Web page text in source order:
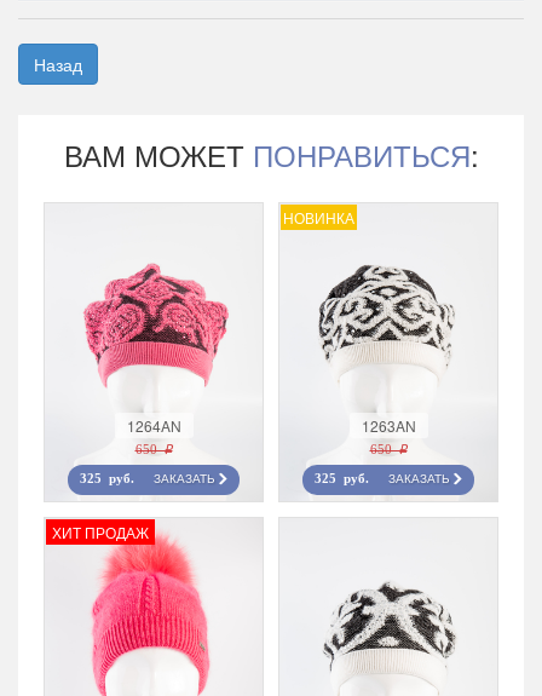
Назад
ВАМ МОЖЕТ ПОНРАВИТЬСЯ:
1264AN
650 r
325 руб. ЗАКАЗАТЬ
НОВИНКА
1263AN
650 r
325 руб. ЗАКАЗАТЬ
ХИТ ПРОДАЖ